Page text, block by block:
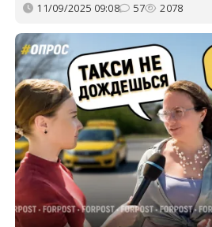
11/09/2025 09:08 57 2078